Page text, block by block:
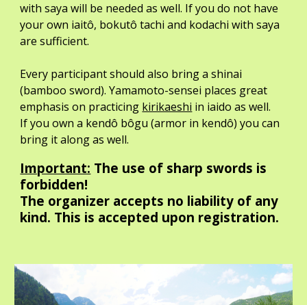
with saya will be needed as well. If you do not have
your own iaitô, bokutô tachi and kodachi with saya
are sufficient.
Every participant should also bring a shinai
(bamboo sword). Yamamoto-sensei places great
emphasis on practicing kirikaeshi in iaido as well.
If you own a kendô bôgu (armor in kendô) you can
bring it along as well.
Important: The use of sharp swords is
forbidden!
The organizer accepts no liability of any
kind. This is accepted upon registration.